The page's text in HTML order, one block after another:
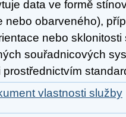
data ve formě
nebo obarveného),
nebo
souřadnicových
prostřednictvím
vlastnosti služby